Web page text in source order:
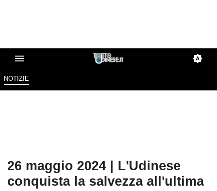
NOTIZIE
26 maggio 2024 | L'Udinese
conquista la salvezza all'ultima